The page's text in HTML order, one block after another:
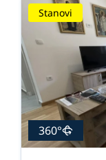
Stanovi
360°